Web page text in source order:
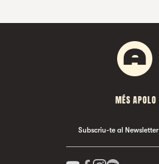
MÉS APOLO
Subscriu-te al Newsletter